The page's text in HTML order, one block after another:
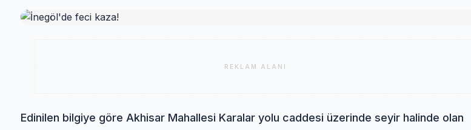
REKLAM ALANI
Edinilen bilgiye göre Akhisar Mahallesi Karalar yolu caddesi üzerinde seyir halinde olan